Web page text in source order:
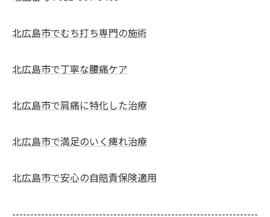
北広島市でむち打ち専門の施術
北広島市で丁寧な腰痛ケア
北広島市で肩痛に特化した治療
北広島市で満足のいく痺れ治療
北広島市で安心の自賠責保険適用
--------------------------------------------------------------------